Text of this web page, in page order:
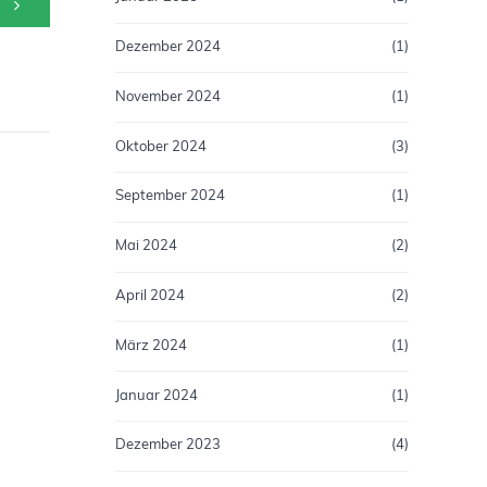
Dezember 2024 (1)
November 2024 (1)
Oktober 2024 (3)
September 2024 (1)
Mai 2024 (2)
April 2024 (2)
März 2024 (1)
Januar 2024 (1)
Dezember 2023 (4)